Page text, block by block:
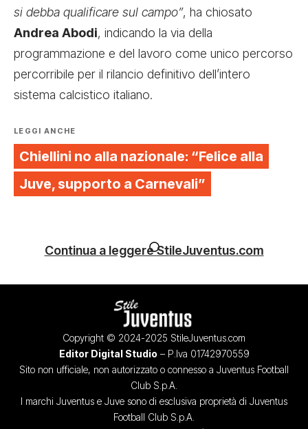
si debba qualificare sul campo”, ha chiosato
Andrea Abodi, indicando la via della
programmazione e del lavoro come unico percorso
percorribile per il rilancio definitivo dell’intero
sistema calcistico italiano.
LEGGI ANCHE
Chiellini no alla nazionale: “Felice alla
Juve, supporto a Carnevali”
Continua a leggere StileJuventus.com
Copyright © 2024-2025 StileJuventus.com
Editor Digital Studio – P.Iva 01742970559
Sito non ufficiale, non autorizzato o connesso a Juventus Football
Club S.p.A.
I marchi Juventus e Juve sono di esclusiva proprietà di Juventus
Football Club S.p.A.